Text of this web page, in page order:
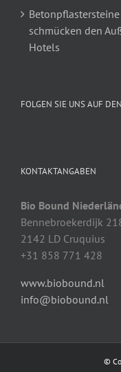
schmücken den
Hotels
FOLGEN SIE UNS AUF
KONTAKTANGABEN
Bio Bound
Bennebroekerdijk
2142 LD Cruquius
+31 858 771 428
www.biobound.nl
info@biobound.nl
©